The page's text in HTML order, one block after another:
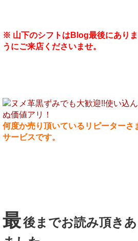
※ 山下のシフトはBlog最後にあり
うにご来店くださいませ。
何度か売り頂いているリピーターさ
サービスです。
最後までお読み頂き